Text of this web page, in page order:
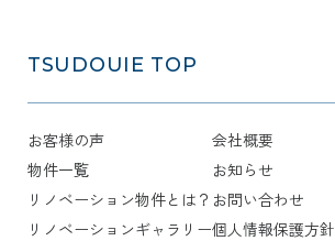
TSUDOUIE TOP
お客様の声
物件一覧
リノベーション物件とは？
リノベーションギャラリー
会社概要
お知らせ
お問い合わせ
個人情報保護方針